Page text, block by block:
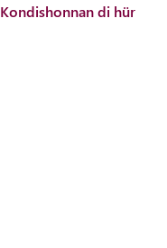
Kondishonnan di hür